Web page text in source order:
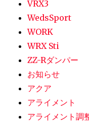
VRX3
WedsSport
WORK
WRX Sti
ZZ-Rダンパー
お知らせ
アクア
アライメント
アライメント調